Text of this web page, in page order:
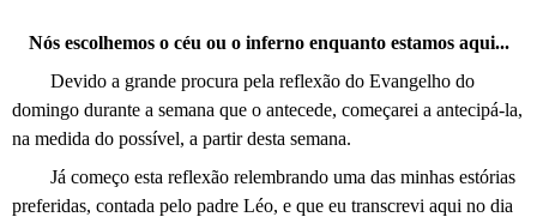
Nós escolhemos o céu ou o inferno enquanto estamos aqui...
Devido a grande procura pela reflexão do Evangelho do
domingo durante a semana que o antecede, começarei a antecipá-la,
na medida do possível, a partir desta semana.
Já começo esta reflexão relembrando uma das minhas estórias
preferidas, contada pelo padre Léo, e que eu transcrevi aqui no dia